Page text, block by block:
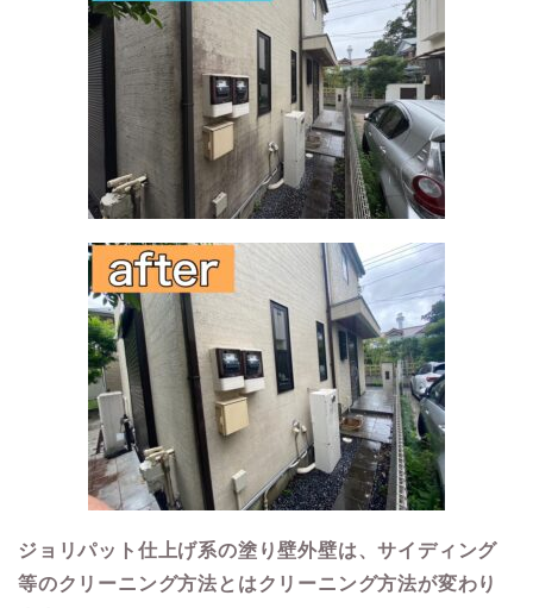
ジョリパット仕上げ系の塗り壁外壁は、サイディング
等のクリーニング方法とはクリーニング方法が変わり